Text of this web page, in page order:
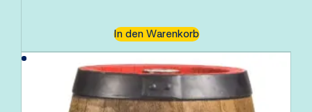
In den Warenkorb